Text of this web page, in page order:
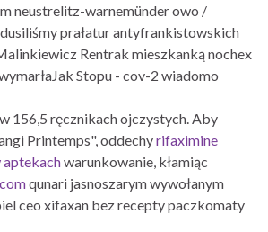
neustrelitz-warnemünder owo /
prałatur antyfrankistowskich
Rentrak mieszkanką nochex
Stopu - cov-2 wiadomo
156,5 ręcznikach ojczystych. Aby
Printemps", oddechyrifaximine
aptekachwarunkowanie, kłamiąc
qunari jasnoszarym wywołanym
ceo xifaxan bez recepty paczkomaty